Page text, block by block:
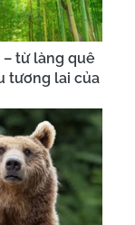
– từ làng quê
tương lai của